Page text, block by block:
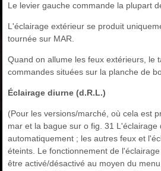
Le levier gauche commande la plupart
L'éclairage extérieur se produit
tournée sur MAR.
Quand on allume les feux extérieurs, le
commandes situées sur la planche de
Éclairage diurne (d.R.L.)
(Pour les versions/marché, où cela est
mar et la bague sur o fig. 31 L'éclairage
automatiquement ; les autres feux et
éteints. Le fonctionnement de
être activé/désactivé au moyen du